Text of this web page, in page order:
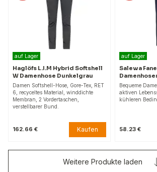
auf Lager
Haglöfs L.I.M Hybrid Softshell
W Damenhose Dunkelgrau
Damen Softshell-Hose, Gore-Tex, RET
6, recyceltes Material, winddichte
Membran, 2 Vordertaschen,
verstellbarer Bund.
162.66 € Kaufen
auf Lager
Salewa
Bequeme
aktiven
kühleren
58.23 €
Weitere Produkte laden